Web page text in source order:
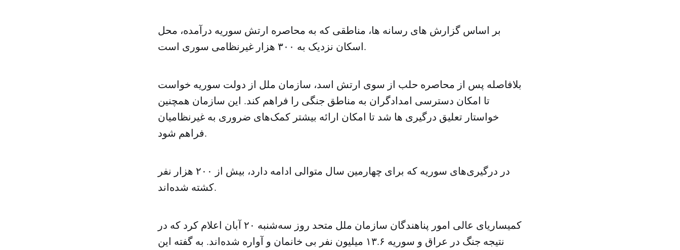
بر اساس گزارش های رسانه ها، مناطقی که به محاصره ارتش سوریه درآمده، محل
اسکان نزدیک به ۳۰۰ هزار غیرنظامی سوری است.
بلافاصله پس از محاصره حلب از سوی ارتش اسد، سازمان ملل از دولت سوریه خواست
تا امکان دسترسی امدادگران به مناطق جنگی را فراهم کند. این سازمان همچنین
خواستار تعلیق درگیری ها شد تا امکان ارائه بیشتر کمک‌های ضروری به غیرنظامیان
فراهم شود.
در درگیری‌های سوریه که برای چهارمین سال متوالی ادامه دارد، بیش از ۲۰۰ هزار نفر
کشته شده‌اند.
کمیساریای عالی امور پناهندگان سازمان ملل متحد روز سه‌شنبه ۲۰ آبان اعلام کرد که در
نتیجه جنگ در عراق و سوریه ۱۳.۶ میلیون نفر بی خانمان و آواره شده‌اند. به گفته این